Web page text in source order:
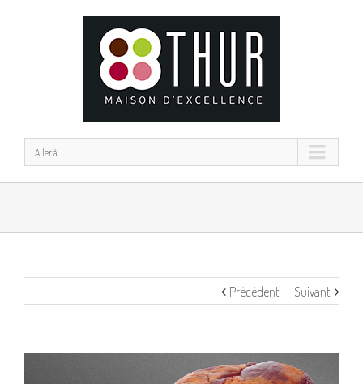
Aller à...
Précédent Suivant